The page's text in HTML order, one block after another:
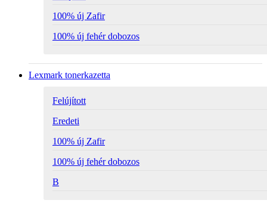
100% új Zafir
100% új fehér dobozos
Lexmark tonerkazetta
Felújított
Eredeti
100% új Zafir
100% új fehér dobozos
B